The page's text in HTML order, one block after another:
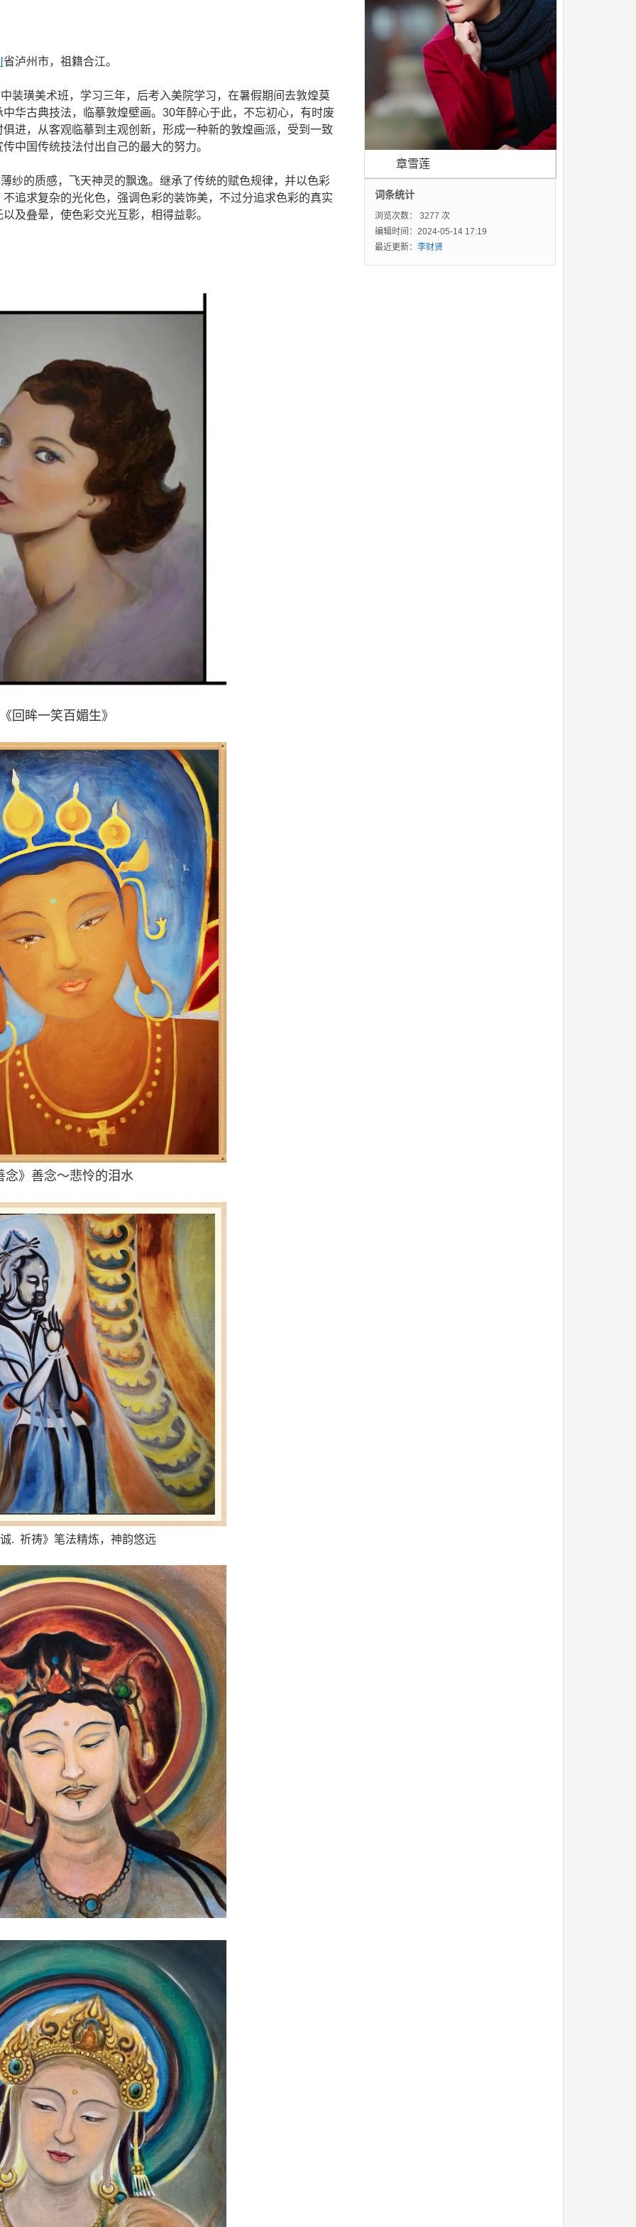
章雪莲
词条统计
浏览次数： 3277 次
编辑时间：2024-05-14 17:19
最近更新： 李财贤
省泸州市，祖籍合江。
璜美术班，学习三年，后考入美院学习，在暑假期间去敦煌莫
华古典技法，临摹敦煌壁画。30年醉心于此，不忘初心，有时废
进，从客观临摹到主观创新，形成一种新的敦煌画派，受到一致
中国传统技法付出自己的最大的努力。
的质感，飞天神灵的飘逸。继承了传统的赋色规律，并以色彩
追求复杂的光化色，强调色彩的装饰美，不过分追求色彩的真实
及叠晕，使色彩交光互影，相得益彰。
回眸一笑百媚生》
》 善念～悲怜的泪水
. 祈祷》笔法精炼，神韵悠远